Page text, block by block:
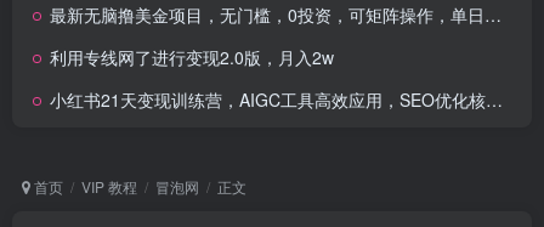
最新无脑撸美金项目，无门槛，0投资，可矩阵操作，单日收入可达1000+
利用专线网了进行变现2.0版，月入2w
小红书21天变现训练营，AIGC工具高效应用，SEO优化核心技巧
首页 VIP 教程 冒泡网 正文